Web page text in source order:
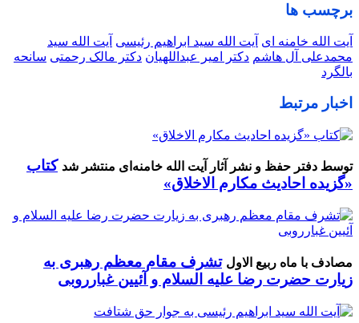
برچسب ها
آیت الله خامنه ای آیت الله سید ابراهیم رئیسی آیت الله سید
محمدعلی آل هاشم دکتر امیر عبداللهیان دکتر مالک رحمتی سانحه
بالگرد
اخبار مرتبط
توسط دفتر حفظ و نشر آثار آیت الله خامنه‌ای منتشر شد کتاب
«گزیده احادیث مکارم الاخلاق»
مصادف با ماه ربیع الاول تشرف مقام معظم رهبری به
زیارت حضرت رضا علیه السلام و آئیین غبارروبی